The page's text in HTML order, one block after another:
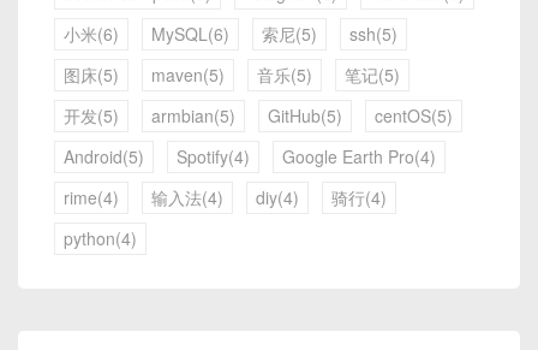
小米(6)
MySQL(6) 索尼(5)
ssh(5)
图床(5)
maven(5) 音乐(5)
笔记(5)
开发(5)
armbian(5) GitHub(5)
centOS(5)
Android(5)
Spotify(4)
Google Earth Pro(4)
rime(4)
输入法(4) diy(4)
骑行(4)
python(4)